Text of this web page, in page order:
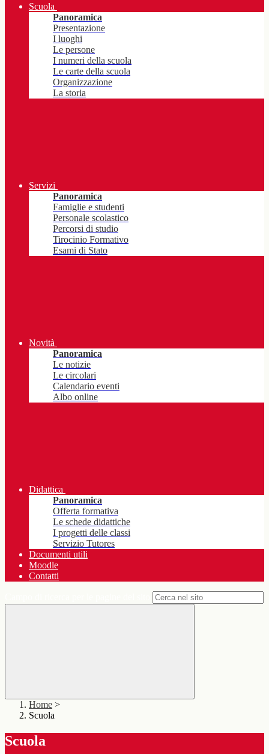
Scuola
Panoramica
Presentazione
I luoghi
Le persone
I numeri della scuola
Le carte della scuola
Organizzazione
La storia
Servizi
Panoramica
Famiglie e studenti
Personale scolastico
Percorsi di studio
Tirocinio Formativo
Esami di Stato
Novità
Panoramica
Le notizie
Le circolari
Calendario eventi
Albo online
Didattica
Panoramica
Offerta formativa
Le schede didattiche
I progetti delle classi
Servizio Tutores
Documenti utili
Moodle
Contatti
Home >
Scuola
Scuola